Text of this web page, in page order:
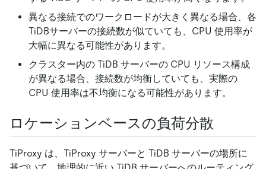
異なる接続でのワークロードが大きく異なる場合、各
TiDBサーバーの接続数が似ていても、CPU 使用率が
大幅に異なる可能性があります。
クラスター内の TiDB サーバーの CPU リソース構成
が異なる場合、接続数が均衡していても、実際の
CPU 使用率は不均衡になる可能性があります。
ロケーションベースの負荷分散
TiProxy は、TiProxy サーバーと TiDB サーバーの場所に